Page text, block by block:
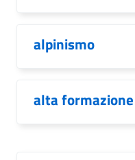
alpinismo
alta formazione